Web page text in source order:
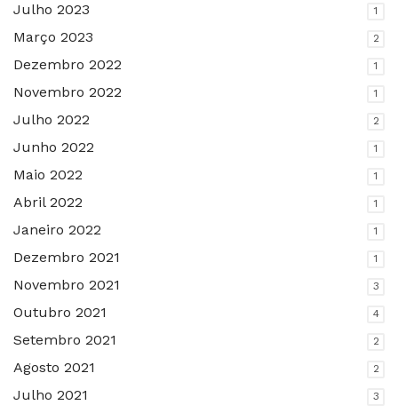
Julho 2023 1
Março 2023 2
Dezembro 2022 1
Novembro 2022 1
Julho 2022 2
Junho 2022 1
Maio 2022 1
Abril 2022 1
Janeiro 2022 1
Dezembro 2021 1
Novembro 2021 3
Outubro 2021 4
Setembro 2021 2
Agosto 2021 2
Julho 2021 3